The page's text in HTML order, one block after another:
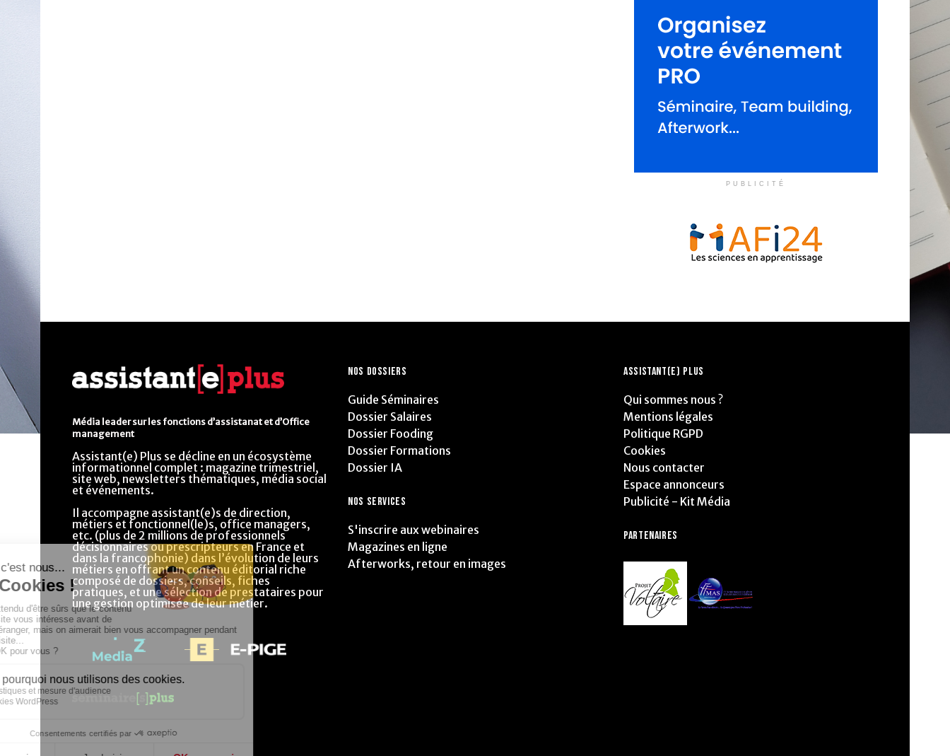
PUBLICITÉ
Média leader sur les fonctions d’assistanat et d’Office
management
Assistant(e) Plus se décline en un écosystème
informationnel complet : magazine trimestriel,
site web, newsletters thématiques, média social
et événements.
Il accompagne assistant(e)s de direction,
métiers et fonctionnel(le)s, office managers,
etc. (plus de 2 millions de professionnels
décisionnaires ou prescripteurs en France et
dans la francophonie) dans l’évolution de leurs
métiers en offrant un contenu éditorial riche
composé de dossiers, conseils, fiches
pratiques, et une sélection de prestataires pour
une gestion optimisée de leur métier.
NOS DOSSIERS
Guide Séminaires
Dossier Salaires
Dossier Fooding
Dossier Formations
Dossier IA
NOS SERVICES
S'inscrire aux webinaires
Magazines en ligne
Afterworks, retour en images
ASSISTANT(E) PLUS
Qui sommes nous ?
Mentions légales
Politique RGPD
Cookies
Nous contacter
Espace annonceurs
Publicité - Kit Média
PARTENAIRES